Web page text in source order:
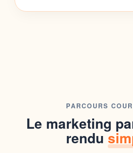
PARCOURS
Le marketing
rendu